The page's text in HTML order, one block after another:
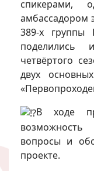
спикерами,
амбассадором
389-х группы
поделились
четвёртого
двух
В ходе
вопросы и
проекте.